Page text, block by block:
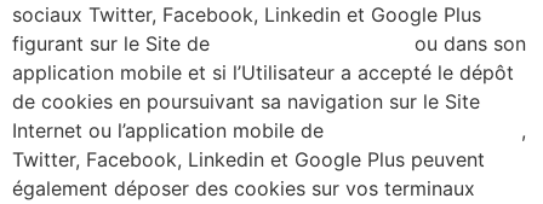
sociaux Twitter, Facebook, Linkedin et Google Plus
figurant sur le Site de
ou dans son
application mobile et si l’Utilisateur a accepté le dépôt
de cookies en poursuivant sa navigation sur le Site
Internet ou l’application mobile de
,
Twitter, Facebook, Linkedin et Google Plus peuvent
également déposer des cookies sur vos terminaux